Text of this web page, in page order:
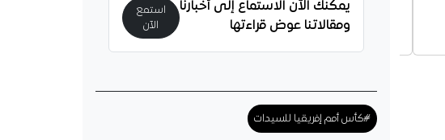
يمكنك الآن الاستماع إلى أخبارنا
ومقالاتنا عوض قراءتها
استمع
الآن
#كأس أمم إفريقيا للسيدات